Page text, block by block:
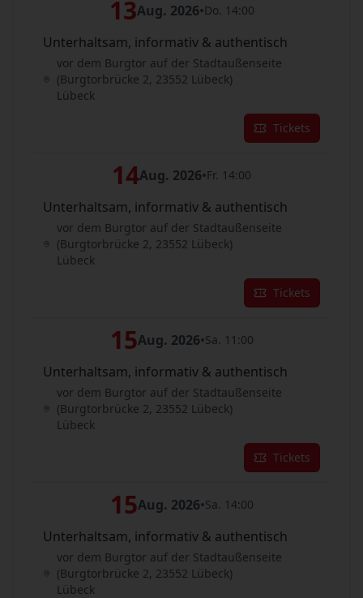
13Aug. 2026•Do. 14:00
Unterhaltsam, informativ & authentisch
vor dem Burgtor auf der Stadtaußenseite
(Burgtorbrücke 2, 23552 Lübeck)
Lübeck
Tickets
14Aug. 2026•Fr. 14:00
Unterhaltsam, informativ & authentisch
vor dem Burgtor auf der Stadtaußenseite
(Burgtorbrücke 2, 23552 Lübeck)
Lübeck
Tickets
15Aug. 2026•Sa. 11:00
Unterhaltsam, informativ & authentisch
vor dem Burgtor auf der Stadtaußenseite
(Burgtorbrücke 2, 23552 Lübeck)
Lübeck
Tickets
15Aug. 2026•Sa. 14:00
Unterhaltsam, informativ & authentisch
vor dem Burgtor auf der Stadtaußenseite
(Burgtorbrücke 2, 23552 Lübeck)
Lübeck